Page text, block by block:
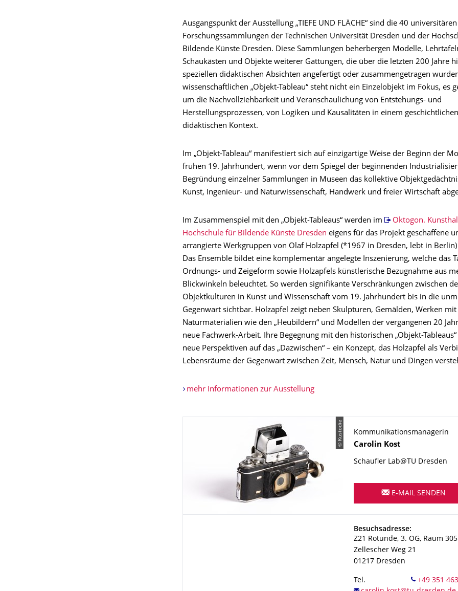
Ausgangspunkt der Ausstellung „TIEFE UND FLÄCHE“ sind die 40
Forschungssammlungen der Technischen Universität Dresden und der
Bildende Künste Dresden. Diese Sammlungen beherbergen Modelle,
Schaukästen und Objekte weiterer Gattungen, die über die letzten 200 Jahre
speziellen didaktischen Absichten angefertigt oder zusammengetragen
wissenschaftlichen „Objekt-Tableau“ steht nicht ein Einzelobjekt im Fokus, es
um die Nachvollziehbarkeit und Veranschaulichung von Entstehungs- und
Herstellungsprozessen, von Logiken und Kausalitäten in einem
didaktischen Kontext.
Im „Objekt-Tableau“ manifestiert sich auf einzigartige Weise der Beginn der
frühen 19. Jahrhundert, wenn vor dem Spiegel der beginnenden
Begründung einzelner Sammlungen in Museen das kollektive
Kunst, Ingenieur- und Naturwissenschaft, Handwerk und freier Wirtschaft
Im Zusammenspiel mit den „Objekt-Tableaus“ werden im
Oktogon.
Hochschule für Bildende Künste Dresden eigens für das Projekt geschaffene
arrangierte Werkgruppen von Olaf Holzapfel (*1967 in Dresden, lebt in
Das Ensemble bildet eine komplementär angelegte Inszenierung, welche das
Ordnungs- und Zeigeform sowie Holzapfels künstlerische Bezugnahme aus
Blickwinkeln beleuchtet. So werden signifikante Verschränkungen zwischen
Objektkulturen in Kunst und Wissenschaft vom 19. Jahrhundert bis in die
Gegenwart sichtbar. Holzapfel zeigt neben Skulpturen, Gemälden, Werken mit
Naturmaterialien wie den „Heubildern“ und Modellen der vergangenen 20
neue Fachwerk-Arbeit. Ihre Begegnung mit den historischen „Objekt-
neue Perspektiven auf das „Dazwischen“ – ein Konzept, das Holzapfel als
Lebensräume der Gegenwart zwischen Zeit, Mensch, Natur und Dingen
mehr Informationen zur Ausstellung
© Kustodie
Kommunikationsmanagerin
Name
Carolin Kost
Schaufler Lab@TU Dresden
E-MAIL SENDEN
Adresse
Besuchsadresse:
Z21 Rotunde, 3. OG, Raum 305
Zellescher Weg 21
01217 Dresden
Tel.